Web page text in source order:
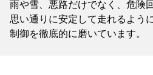
雨や雪、悪路だけでなく、危険
思い通りに安定して走れるよう
制御を徹底的に磨いています。